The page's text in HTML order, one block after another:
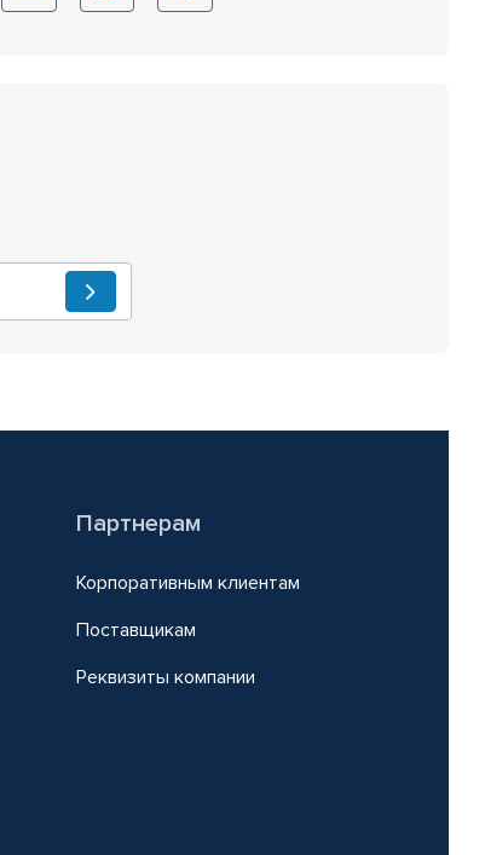
Партнерам
Корпоративным клиентам
Поставщикам
Реквизиты компании